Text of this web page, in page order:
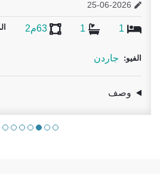
1 63م2 المرحله: